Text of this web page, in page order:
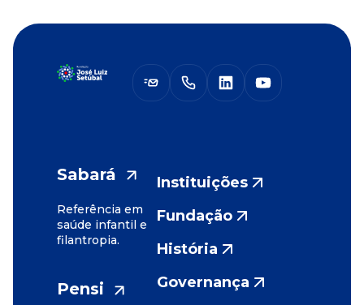
Sabará
Referência em
saúde infantil e
filantropia.
Pensi
Instituições
Fundação
História
Governança